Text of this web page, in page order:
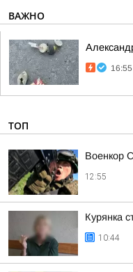
ВАЖНО
16:55
ТОП
Военкор
12:55
Курянка
10:44